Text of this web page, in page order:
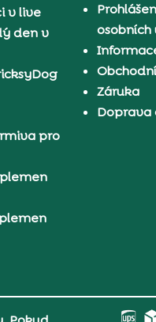
v live
den v
pro
osobních
Záruka
Doprava